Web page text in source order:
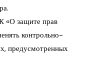
«О защите прав
контрольно-
предусмотренных